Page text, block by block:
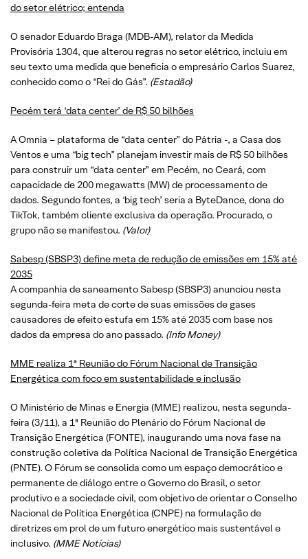
do setor elétrico; entenda
O senador Eduardo Braga (MDB-AM), relator da Medida
Provisória 1304, que alterou regras no setor elétrico, incluiu em
seu texto uma medida que beneficia o empresário Carlos Suarez,
conhecido como o “Rei do Gás”. (Estadão)
Pecém terá ‘data center’ de R$ 50 bilhões
A Omnia – plataforma de “data center” do Pátria -, a Casa dos
Ventos e uma “big tech” planejam investir mais de R$ 50 bilhões
para construir um “data center” em Pecém, no Ceará, com
capacidade de 200 megawatts (MW) de processamento de
dados. Segundo fontes, a ‘big tech’ seria a ByteDance, dona do
TikTok, também cliente exclusiva da operação. Procurado, o
grupo não se manifestou. (Valor)
Sabesp (SBSP3) define meta de redução de emissões em 15% até
2035
A companhia de saneamento Sabesp (SBSP3) anunciou nesta
segunda-feira meta de corte de suas emissões de gases
causadores de efeito estufa em 15% até 2035 com base nos
dados da empresa do ano passado. (Info Money)
MME realiza 1ª Reunião do Fórum Nacional de Transição
Energética com foco em sustentabilidade e inclusão
O Ministério de Minas e Energia (MME) realizou, nesta segunda-
feira (3/11), a 1ª Reunião do Plenário do Fórum Nacional de
Transição Energética (FONTE), inaugurando uma nova fase na
construção coletiva da Política Nacional de Transição Energética
(PNTE). O Fórum se consolida como um espaço democrático e
permanente de diálogo entre o Governo do Brasil, o setor
produtivo e a sociedade civil, com objetivo de orientar o Conselho
Nacional de Política Energética (CNPE) na formulação de
diretrizes em prol de um futuro energético mais sustentável e
inclusivo. (MME Notícias)